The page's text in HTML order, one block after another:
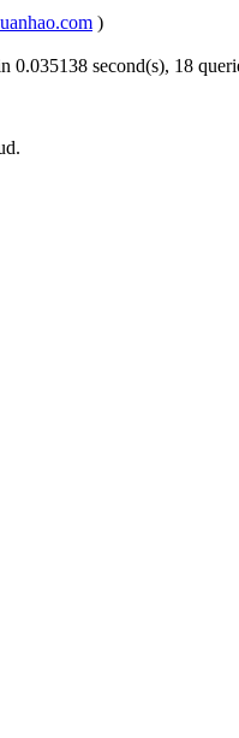
)
0.035138 second(s), 18